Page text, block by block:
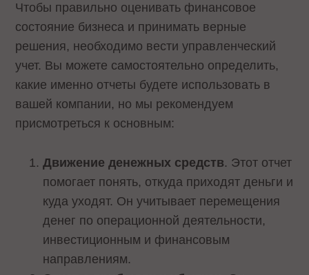
Чтобы правильно оценивать финансовое
состояние бизнеса и принимать верные
решения, необходимо вести управленческий
учет. Вы можете самостоятельно определить,
какие именно отчеты будете использовать в
вашей компании, но мы рекомендуем
присмотреться к основным:
Движение денежных средств. Этот отчет
помогает понять, откуда приходят деньги и
куда уходят. Он учитывает перемещения
денег по операционной деятельности,
инвестиционным и финансовым
направлениям.